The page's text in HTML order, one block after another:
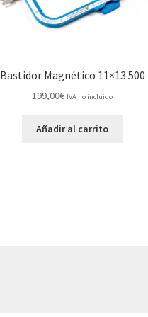
Bastidor Magnético 11×13 500
199,00€ IVA no incluido
Añadir al carrito